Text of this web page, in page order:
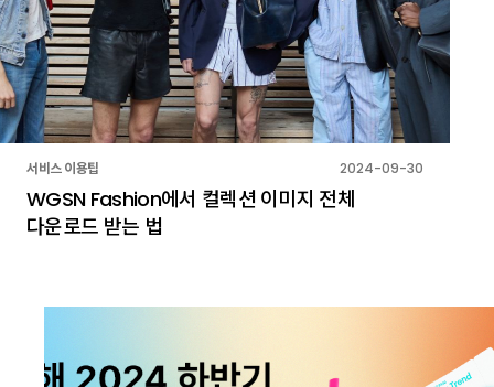
서비스 이용팁 2024-09-30
WGSN Fashion에서 컬렉션 이미지 전체
다운로드 받는 법